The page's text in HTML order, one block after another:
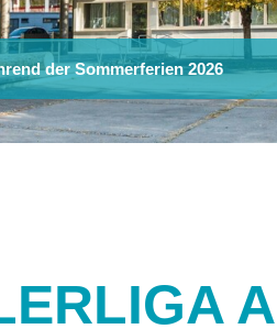
der Sommerferien 2026